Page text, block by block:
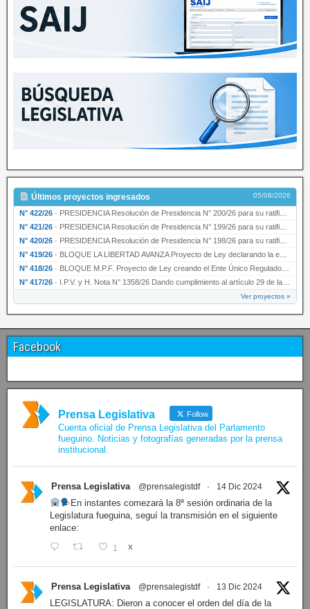
Últimos proyectos ingresados 05/08/2026
N° 422/26 · PRESIDENCIA Resolución de Presidencia N° 200/26 para su ratificación.
N° 421/26 · PRESIDENCIA Resolución de Presidencia N° 199/26 para su ratificación.
N° 420/26 · PRESIDENCIA Resolución de Presidencia N° 198/26 para su ratificación.
N° 419/26 · BLOQUE LA LIBERTAD AVANZA Proyecto de Ley declarando la esencialidad del servicio educativ…
N° 418/26 · BLOQUE M.P.F. Proyecto de Ley creando el Ente Único Regulador de servicios públicos de la …
N° 417/26 · I.P.V. y H. Nota N° 1358/26 Dando cumplimiento al artículo 29 de la Ley provincial N° 1399…
Ver proyectos »
Facebook
Prensa Legislativa Follow
Cuenta oficial de Prensa Legislativa del Parlamento
fueguino. Noticias y fotografías generadas por la prensa
institucional.
Prensa Legislativa @prensalegistdf · 14 Dic 2024
En instantes comezará la 8ª sesión ordinaria de la
Legislatura fueguina, seguí la transmisión en el siguiente
enlace:
1 X
Prensa Legislativa @prensalegistdf · 13 Dic 2024
LEGISLATURA: Dieron a conocer el orden del día de la